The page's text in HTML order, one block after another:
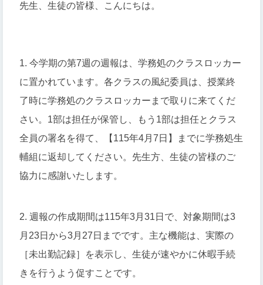
先生、生徒の皆様、こんにちは。
1. 今学期の第7週の週報は、学務処のクラスロッカー
に置かれています。各クラスの風紀委員は、授業終
了時に学務処のクラスロッカーまで取りに来てくだ
さい。1部は担任が保管し、もう1部は担任とクラス
全員の署名を得て、【115年4月7日】までに学務処生
輔組に返却してください。先生方、生徒の皆様のご
協力に感謝いたします。
2. 週報の作成期間は115年3月31日で、対象期間は3
月23日から3月27日までです。主な機能は、実際の
［未出勤記録］を表示し、生徒が速やかに休暇手続
きを行うよう促すことです。